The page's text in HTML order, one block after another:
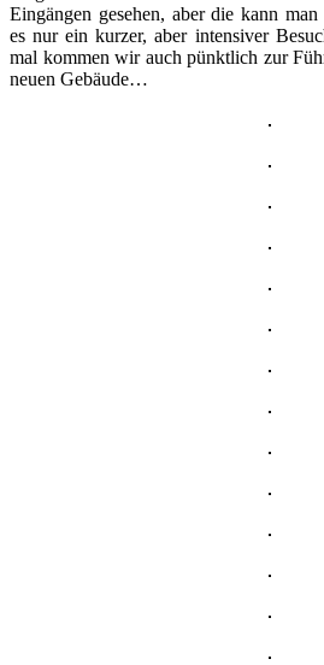
Eingängen gesehen, aber die kann
es nur ein kurzer, aber intensiver
mal kommen wir auch pünktlich zur
neuen Gebäude…